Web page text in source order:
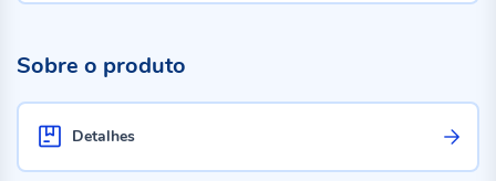
Sobre o produto
Detalhes